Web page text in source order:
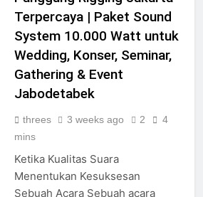
Panggung Rigging Jakarta
Terpercaya | Paket Sound
System 10.000 Watt untuk
Wedding, Konser, Seminar,
Gathering & Event
threes
Ketika Kualitas Suara
Menentukan Kesuksesan